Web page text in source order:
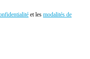
et les modalités de